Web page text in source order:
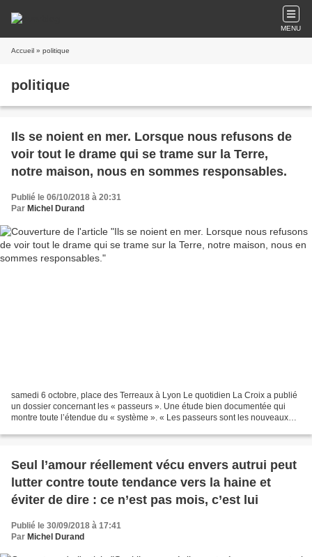
MENU
Accueil » politique
politique
Ils se noient en mer. Lorsque nous refusons de
voir tout le drame qui se trame sur la Terre,
notre maison, nous en sommes responsables.
Publié le 06/10/2018 à 20:31
Par Michel Durand
samedi 6 octobre, place des Terreaux à Lyon Le quotidien La Croix a publié
un dossier concernant les « passeurs ». Une étude bien documentée qui
montre toute l’étendue du « système ». « Les passeurs sont les nouveaux
Seul l’amour réellement vécu envers autrui peut
lutter contre toute tendance vers la haine et
éviter de dire : ce n’est pas mois, c’est lui
Publié le 30/09/2018 à 17:41
Par Michel Durand